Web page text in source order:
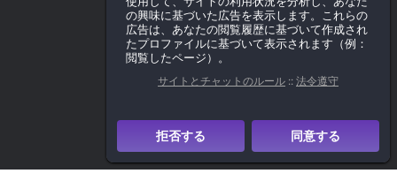
の興味に基づいた広告を表示します。これらの
広告は、あなたの閲覧履歴に基づいて作成され
たプロファイルに基づいて表示されます（例：
閲覧したページ）。
サイトとチャットのルール :: 法令遵守
拒否する 同意する